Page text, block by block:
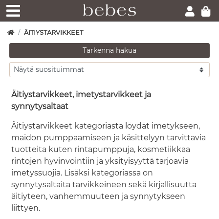
ÄITIYSTARVIKKEET
Tarkenna hakua
Äitiystarvikkeet, imetystarvikkeet ja
synnytysaltaat
Äitiystarvikkeet kategoriasta löydät imetykseen,
maidon pumppaamiseen ja käsittelyyn tarvittavia
tuotteita kuten rintapumppuja, kosmetiikkaa
rintojen hyvinvointiin ja yksityisyyttä tarjoavia
imetyssuojia. Lisäksi kategoriassa on
synnytysaltaita tarvikkeineen sekä kirjallisuutta
äitiyteen, vanhemmuuteen ja synnytykseen
liittyen.